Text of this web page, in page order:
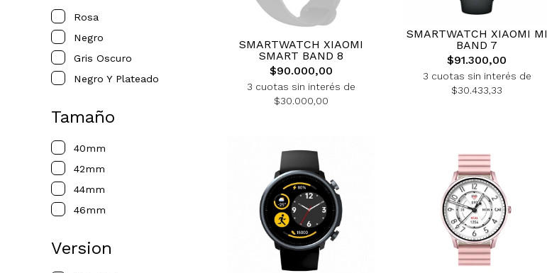
Rosa
Negro
Gris Oscuro
Negro Y Plateado
Tamaño
40mm
42mm
44mm
46mm
Version
SMARTWATCH XIAOMI
SMART BAND 8
$90.000,00
3 cuotas sin interés de
$30.000,00
SMARTWATCH XIAOMI MI
BAND 7
$91.300,00
3 cuotas sin interés de
$30.433,33